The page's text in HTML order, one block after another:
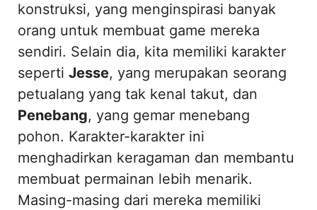
konstruksi, yang menginspirasi banyak
orang untuk membuat game mereka
sendiri. Selain dia, kita memiliki karakter
seperti Jesse, yang merupakan seorang
petualang yang tak kenal takut, dan
Penebang, yang gemar menebang
pohon. Karakter-karakter ini
menghadirkan keragaman dan membantu
membuat permainan lebih menarik.
Masing-masing dari mereka memiliki